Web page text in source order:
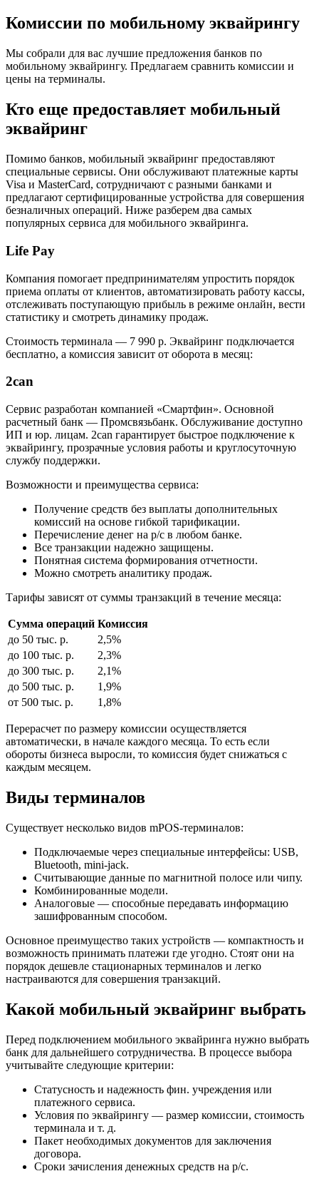
Комиссии по мобильному эквайрингу
Мы собрали для вас лучшие предложения банков по
мобильному эквайрингу. Предлагаем сравнить комиссии и
цены на терминалы.
Кто еще предоставляет мобильный
эквайринг
Помимо банков, мобильный эквайринг предоставляют
специальные сервисы. Они обслуживают платежные карты
Visa и MasterCard, сотрудничают с разными банками и
предлагают сертифицированные устройства для совершения
безналичных операций. Ниже разберем два самых
популярных сервиса для мобильного эквайринга.
Life Pay
Компания помогает предпринимателям упростить порядок
приема оплаты от клиентов, автоматизировать работу кассы,
отслеживать поступающую прибыль в режиме онлайн, вести
статистику и смотреть динамику продаж.
Стоимость терминала — 7 990 р. Эквайринг подключается
бесплатно, а комиссия зависит от оборота в месяц:
2can
Сервис разработан компанией «Смартфин». Основной
расчетный банк — Промсвязьбанк. Обслуживание доступно
ИП и юр. лицам. 2can гарантирует быстрое подключение к
эквайрингу, прозрачные условия работы и круглосуточную
службу поддержки.
Возможности и преимущества сервиса:
Получение средств без выплаты дополнительных
комиссий на основе гибкой тарификации.
Перечисление денег на р/с в любом банке.
Все транзакции надежно защищены.
Понятная система формирования отчетности.
Можно смотреть аналитику продаж.
Тарифы зависят от суммы транзакций в течение месяца:
Сумма операций Комиссия
до 50 тыс. р.
2,5%
до 100 тыс. р.
2,3%
до 300 тыс. р.
2,1%
до 500 тыс. р.
1,9%
от 500 тыс. р.
1,8%
Перерасчет по размеру комиссии осуществляется
автоматически, в начале каждого месяца. То есть если
обороты бизнеса выросли, то комиссия будет снижаться с
каждым месяцем.
Виды терминалов
Существует несколько видов mPOS-терминалов:
Подключаемые через специальные интерфейсы: USB,
Bluetooth, mini-jack.
Считывающие данные по магнитной полосе или чипу.
Комбинированные модели.
Аналоговые — способные передавать информацию
зашифрованным способом.
Основное преимущество таких устройств — компактность и
возможность принимать платежи где угодно. Стоят они на
порядок дешевле стационарных терминалов и легко
настраиваются для совершения транзакций.
Какой мобильный эквайринг выбрать
Перед подключением мобильного эквайринга нужно выбрать
банк для дальнейшего сотрудничества. В процессе выбора
учитывайте следующие критерии:
Статусность и надежность фин. учреждения или
платежного сервиса.
Условия по эквайрингу — размер комиссии, стоимость
терминала и т. д.
Пакет необходимых документов для заключения
договора.
Сроки зачисления денежных средств на р/с.